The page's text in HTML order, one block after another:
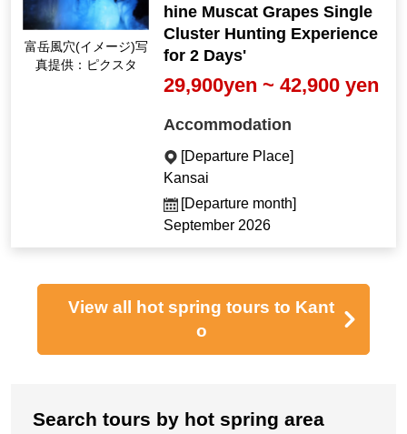
Fugaku Wind Cave (I
mage) Photo courtes
hine Muscat Grapes Single
Cluster Hunting Experience
for 2 Days'
29,900yen ~ 42,900 yen
Accommodation
[Departure Place]
Kansai
[Departure month]
September 2026
View all hot spring tours to Kant
o
Search tours by hot spring area